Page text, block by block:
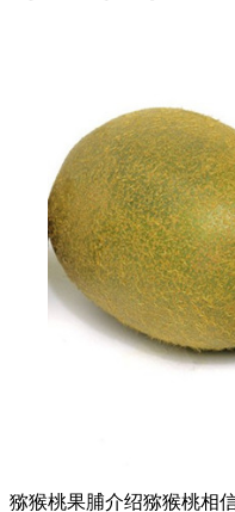
猕猴桃果脯介绍猕猴桃相